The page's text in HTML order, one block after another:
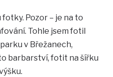
Pozor – je na to
Tohle jsem fotil
v Břežanech,
barbarství, fotit na šířku